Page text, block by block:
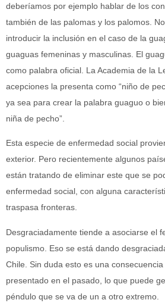
deberíamos por ejemplo hablar de los
también de las palomas y los palomos.
introducir la inclusión en el caso de la
guaguas femeninas y masculinas. El
como palabra oficial. La Academia de la
acepciones la presenta como “niño de
ya sea para crear la palabra guaguo o
niña de pecho”.
Esta especie de enfermedad social
exterior. Pero recientemente algunos
están tratando de eliminar este que se
enfermedad social, con alguna
traspasa fronteras.
Desgraciadamente tiende a asociarse el
populismo. Eso se está dando
Chile. Sin duda esto es una
presentado en el pasado, lo que puede
péndulo que se va de un a otro extremo.